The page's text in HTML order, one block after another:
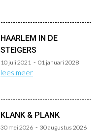
HAARLEM IN DE
STEIGERS
10 juli 2021 01 januari 2028
lees meer
KLANK & PLANK
30 mei 2026 30 augustus 2026